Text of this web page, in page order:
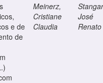
e de
de
Meinerz,
Cristiane
Claudia
José
Renato